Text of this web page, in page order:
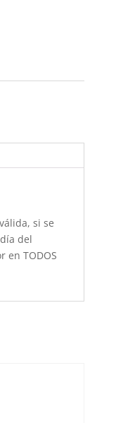
si se
del
en TODOS